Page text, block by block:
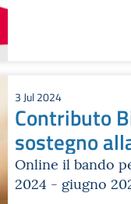
3 Jul 2024
Contributo
sostegno
Online il bando
2024 - giugno